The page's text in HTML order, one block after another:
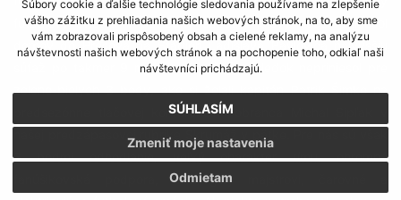
Súbory cookie a ďalšie technológie sledovania používame na zlepšenie
vášho zážitku z prehliadania našich webových stránok, na to, aby sme
vám zobrazovali prispôsobený obsah a cielené reklamy, na analýzu
návštevnosti našich webových stránok a na pochopenie toho, odkiaľ naši
návštevníci prichádzajú.
SÚHLASÍM
Odmietam
Zmeniť moje nastavenia
futbalový sviatok v posledný sobotný júlový večer priniesol
domov do Prešova na Štadión Ladislava Pavloviča najvyššiu
súťaž po takmer 9 rokoch. Konečný výsledok nepriniesol pre
zeleno-bielych 3 body, ako si želali kapitán Patrik Šimko na
predsezónne tlačovej konferencii i obranca Michal Sipľak v
našej predzápasovej rubrike Skrumáž v päťke. Pre nás sú však
3 bodmi odhodlanie, veľký charakter tímu, ohromná
fanúšikovská podpora, dva góly majstrovi, čarovné a